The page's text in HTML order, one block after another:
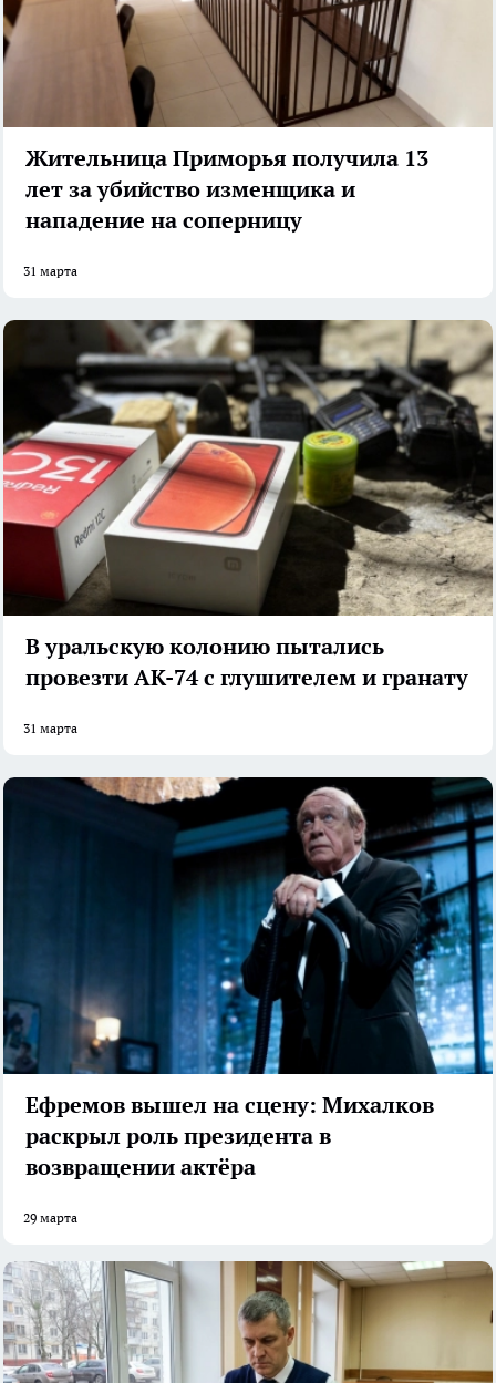
Жительница Приморья получила 13
лет за убийство изменщика и
нападение на соперницу
31 марта
В уральскую колонию пытались
провезти АК-74 с глушителем и гранату
31 марта
Ефремов вышел на сцену: Михалков
раскрыл роль президента в
возвращении актёра
29 марта